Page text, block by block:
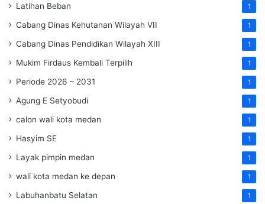
Latihan Beban 1
Cabang Dinas Kehutanan Wilayah VII 1
Cabang Dinas Pendidikan Wilayah XIII 1
Mukim Firdaus Kembali Terpilih 1
Periode 2026 – 2031 1
Agung E Setyobudi 1
calon wali kota medan 1
Hasyim SE 1
Layak pimpin medan 1
wali kota medan ke depan 1
Labuhanbatu Selatan 1